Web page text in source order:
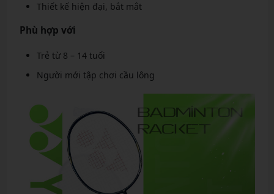
Thiết kế hiện đại, bắt mắt
Phù hợp với
Trẻ từ 8 – 14 tuổi
Người mới tập chơi cầu lông